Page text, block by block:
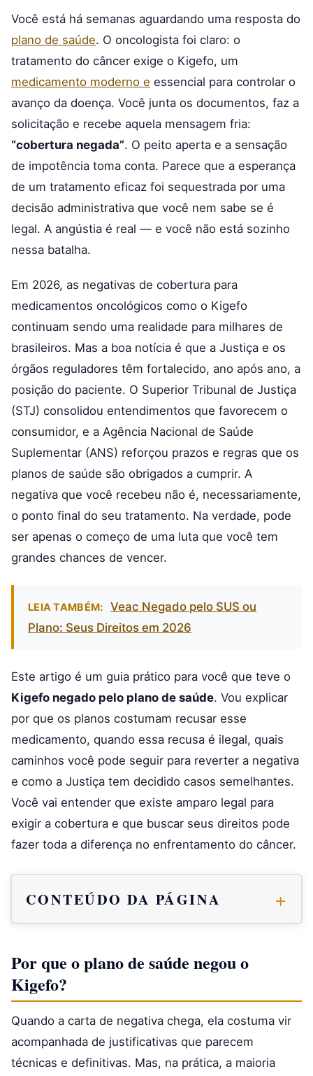
Você está há semanas aguardando uma resposta do
plano de saúde. O oncologista foi claro: o
tratamento do câncer exige o Kigefo, um
medicamento moderno e essencial para controlar o
avanço da doença. Você junta os documentos, faz a
solicitação e recebe aquela mensagem fria:
“cobertura negada”. O peito aperta e a sensação
de impotência toma conta. Parece que a esperança
de um tratamento eficaz foi sequestrada por uma
decisão administrativa que você nem sabe se é
legal. A angústia é real — e você não está sozinho
nessa batalha.
Em 2026, as negativas de cobertura para
medicamentos oncológicos como o Kigefo
continuam sendo uma realidade para milhares de
brasileiros. Mas a boa notícia é que a Justiça e os
órgãos reguladores têm fortalecido, ano após ano, a
posição do paciente. O Superior Tribunal de Justiça
(STJ) consolidou entendimentos que favorecem o
consumidor, e a Agência Nacional de Saúde
Suplementar (ANS) reforçou prazos e regras que os
planos de saúde são obrigados a cumprir. A
negativa que você recebeu não é, necessariamente,
o ponto final do seu tratamento. Na verdade, pode
ser apenas o começo de uma luta que você tem
grandes chances de vencer.
LEIA TAMBÉM:
Veac Negado pelo SUS ou
Plano: Seus Direitos em 2026
Este artigo é um guia prático para você que teve o
Kigefo negado pelo plano de saúde. Vou explicar
por que os planos costumam recusar esse
medicamento, quando essa recusa é ilegal, quais
caminhos você pode seguir para reverter a negativa
e como a Justiça tem decidido casos semelhantes.
Você vai entender que existe amparo legal para
exigir a cobertura e que buscar seus direitos pode
fazer toda a diferença no enfrentamento do câncer.
CONTEÚDO DA PÁGINA
Por que o plano de saúde negou o
Kigefo?
Quando a carta de negativa chega, ela costuma vir
acompanhada de justificativas que parecem
técnicas e definitivas. Mas, na prática, a maioria